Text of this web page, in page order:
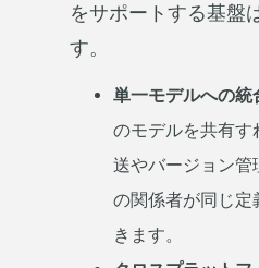
をサポートする基盤
す。
単一モデルへの統
のモデルを共有す
送やバージョン管
の関係者が同じ定
きます。